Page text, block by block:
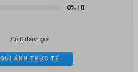
0% | 0
Có 0 đánh giá
GỬI ẢNH THỰC TẾ